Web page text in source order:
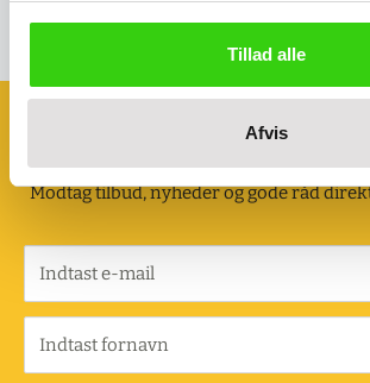
Tillad alle
Afvis
Modtag tilbud, nyheder og gode råd
Indtast e-mail
Indtast fornavn